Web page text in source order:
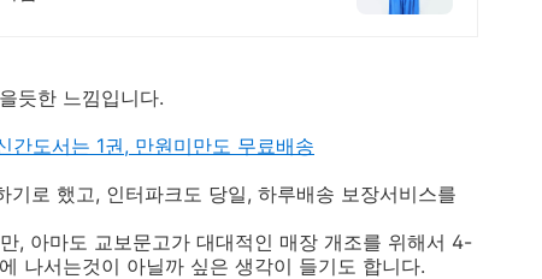
듯한 느낌입니다.
도서는 1권, 만원미만도 무료배송
로 했고, 인터파크도 당일, 하루배송 보장서비스를
, 아마도 교보문고가 대대적인 매장 개조를 위해서 4-
나서는것이 아닐까 싶은 생각이 들기도 합니다.